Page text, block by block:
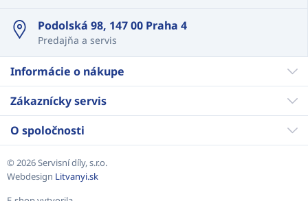
Podolská 98, 147 00 Praha 4
Predajňa a servis
Informácie o nákupe
Zákaznícky servis
O spoločnosti
© 2026 Servisní díly, s.r.o.
Webdesign Litvanyi.sk